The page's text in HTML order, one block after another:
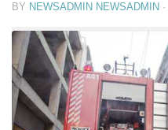
BY NEWSADMIN NEWSADMIN ·